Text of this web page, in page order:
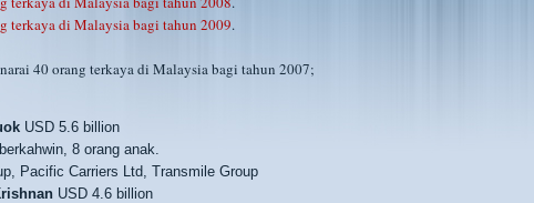
terkaya di Malaysia bagi tahun 2009.
40 orang terkaya di Malaysia bagi tahun 2007;
USD 5.6 billion
8 orang anak.
Pacific Carriers Ltd, Transmile Group
USD 4.6 billion